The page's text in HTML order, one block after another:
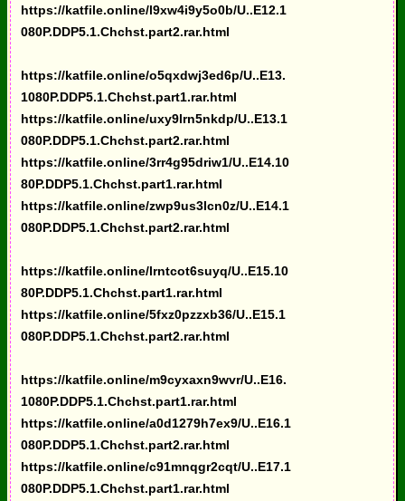
https://katfile.online/l9xw4i9y5o0b/U..E12.1
080P.DDP5.1.Chchst.part2.rar.html
https://katfile.online/o5qxdwj3ed6p/U..E13.
1080P.DDP5.1.Chchst.part1.rar.html
https://katfile.online/uxy9lrn5nkdp/U..E13.1
080P.DDP5.1.Chchst.part2.rar.html
https://katfile.online/3rr4g95driw1/U..E14.10
80P.DDP5.1.Chchst.part1.rar.html
https://katfile.online/zwp9us3lcn0z/U..E14.1
080P.DDP5.1.Chchst.part2.rar.html
https://katfile.online/lrntcot6suyq/U..E15.10
80P.DDP5.1.Chchst.part1.rar.html
https://katfile.online/5fxz0pzzxb36/U..E15.1
080P.DDP5.1.Chchst.part2.rar.html
https://katfile.online/m9cyxaxn9wvr/U..E16.
1080P.DDP5.1.Chchst.part1.rar.html
https://katfile.online/a0d1279h7ex9/U..E16.1
080P.DDP5.1.Chchst.part2.rar.html
https://katfile.online/c91mnqgr2cqt/U..E17.1
080P.DDP5.1.Chchst.part1.rar.html